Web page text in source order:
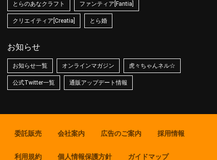
とらのあなクラフト ファンティア[Fantia]
クリエイティア[Creatia] とら婚
お知らせ
お知らせ一覧 オンラインマガジン 虎々ちゃんネル☆
公式Twitter一覧 通販アップデート情報
委託販売 会社案内 広告のご案内 採用情報
利用規約 個人情報保護方針 ガイドマップ